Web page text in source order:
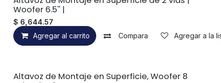
Woofer 6.5'' |
$ 6,644.57
Agregar al carrito
Compara Agregar a la
Altavoz de Montaje en Superficie, Woofer 8